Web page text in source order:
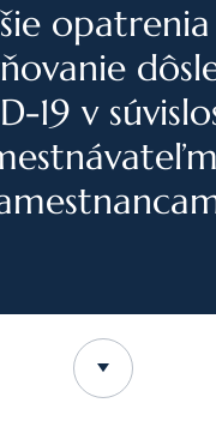
19 v